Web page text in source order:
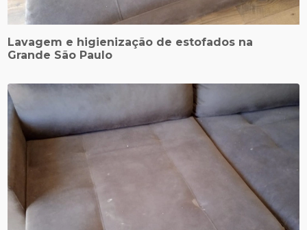
Lavagem e higienização de estofados na
Grande São Paulo